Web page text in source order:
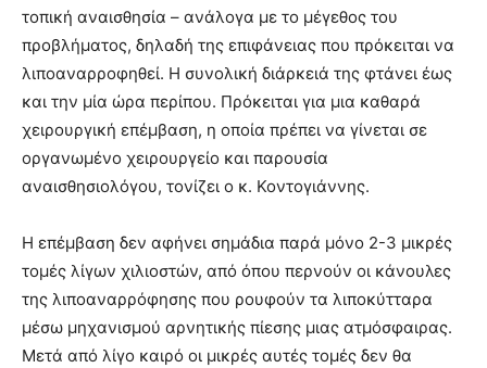
τοπική αναισθησία – ανάλογα με το μέγεθος του
προβλήματος, δηλαδή της επιφάνειας που πρόκειται να
λιποαναρροφηθεί. Η συνολική διάρκειά της φτάνει έως
και την μία ώρα περίπου. Πρόκειται για μια καθαρά
χειρουργική επέμβαση, η οποία πρέπει να γίνεται σε
οργανωμένο χειρουργείο και παρουσία
αναισθησιολόγου, τονίζει ο κ. Κοντογιάννης.
Η επέμβαση δεν αφήνει σημάδια παρά μόνο 2-3 μικρές
τομές λίγων χιλιοστών, από όπου περνούν οι κάνουλες
της λιποαναρρόφησης που ρουφούν τα λιποκύτταρα
μέσω μηχανισμού αρνητικής πίεσης μιας ατμόσφαιρας.
Μετά από λίγο καιρό οι μικρές αυτές τομές δεν θα